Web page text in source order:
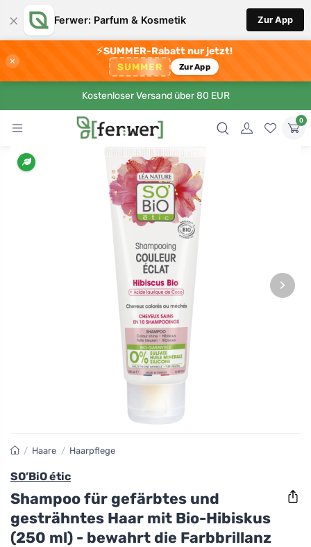
× Ferwer: Parfum & Kosmetik Zur App
×
⚡SUMMER-Rabatt nur jetzt!
SUMMER Zur App
Kostenloser Versand über 80 EUR
0
›
/ Haare / Haarpflege
SO’BiO étic
Shampoo für gefärbtes und
gesträhntes Haar mit Bio-Hibiskus
(250 ml) - bewahrt die Farbbrillanz